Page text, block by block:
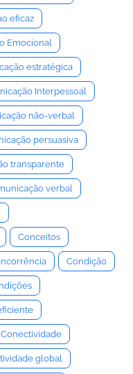
eficaz
Emocional
estratégica
Interpessoal
não-verbal
persuasiva
transparente
verbal
Conceitos
Condição
Conectividade
global